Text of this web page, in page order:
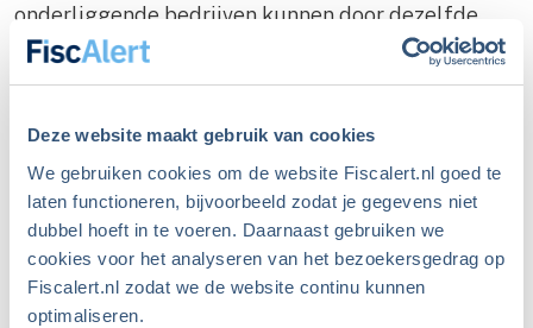
Deze website maakt gebruik van cookies
We gebruiken cookies om de website Fiscalert.nl goed te
laten functioneren, bijvoorbeeld zodat je gegevens niet
dubbel hoeft in te voeren. Daarnaast gebruiken we
cookies voor het analyseren van het bezoekersgedrag op
Fiscalert.nl zodat we de website continu kunnen
optimaliseren.
onderliggende bedrijven kunnen door dezelfde
onrust gewoon minder waard zijn geworden. Het
verschil is alleen dat het scherm het nog niet toont.
alternatief: blijf in publieke aandelen. Je houdt
liquiditeit, profiteert van sterke rendementen, en
als het onrustig wordt? Kijk gewoon niet. Laptop
dicht, wachten tot de storm overwaait. Kortom:
scherm uit, discipline aan. Dan krijg je hetzelfde
’rust-effect’ tegen lagere kosten en met behoud